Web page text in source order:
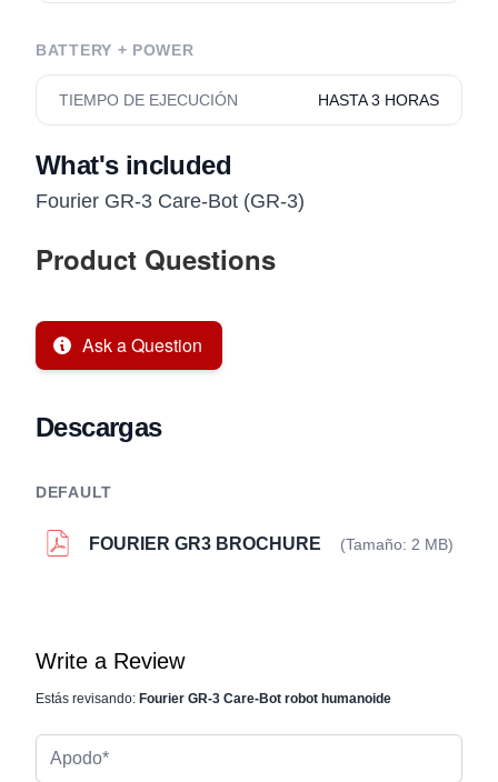
BATTERY + POWER
TIEMPO DE EJECUCIÓN HASTA 3 HORAS
What's included
Fourier GR-3 Care-Bot (GR-3)
Product Questions
Ask a Question
Descargas
DEFAULT
FOURIER GR3 BROCHURE (Tamaño: 2 MB)
Write a Review
Estás revisando: Fourier GR-3 Care-Bot robot humanoide